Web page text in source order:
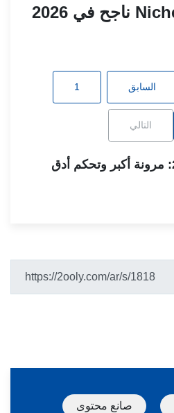
السابق 1
التالي
الجديد في قوللي 2.3: مرونة أكبر وتحكم أدق
صانع محتوى